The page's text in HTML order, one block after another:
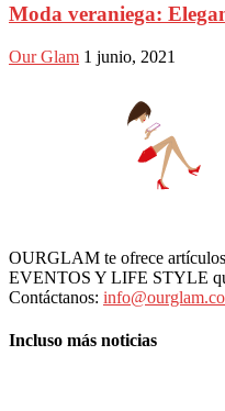
Moda veraniega:
Our Glam 1 junio, 2021
OURGLAM te ofrece
EVENTOS Y LIFE STYLE
Contáctanos:
Incluso más noticias